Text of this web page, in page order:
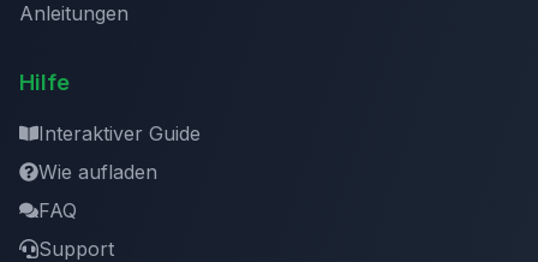
Anleitungen
Hilfe
Interaktiver Guide
Wie aufladen
FAQ
Support